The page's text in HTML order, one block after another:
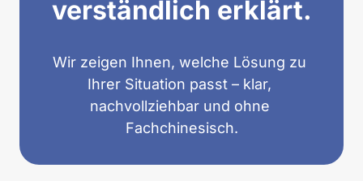
verständlich erklärt.
Wir zeigen Ihnen, welche Lösung zu
Ihrer Situation passt – klar,
nachvollziehbar und ohne
Fachchinesisch.